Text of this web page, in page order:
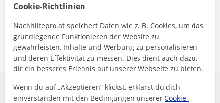
Profil teilen
Enthält dieses Profil einen Fehler?Melden
Cookie-Richtlinien
Nachhilfepro.at speichert Daten wie z. B. Cookies, um das
grundlegende Funktionieren der Website zu
gewährleisten, Inhalte und Werbung zu personalisieren
und deren Effektivität zu messen. Dies dient auch dazu,
dir ein besseres Erlebnis auf unserer Webseite zu bieten.
Wenn du auf „Akzeptieren” klickst, erklärst du dich
einverstanden mit den Bedingungen unsererCookie-